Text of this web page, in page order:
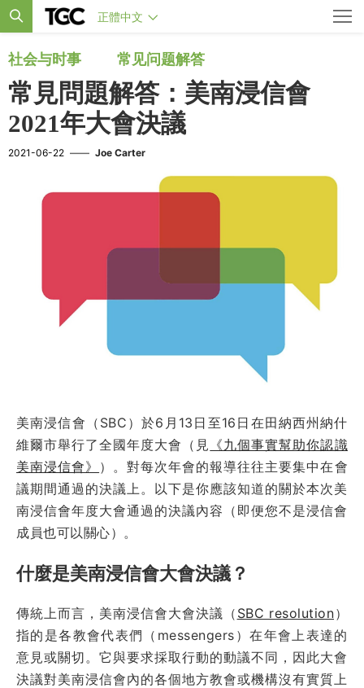
正體中文
社会与时事 常见问题解答
常見問題解答：美南浸信會
2021年大會決議
2021-06-22 —— Joe Carter
美南浸信會（SBC）於6月13日至16日在田納西州納什
維爾市舉行了全國年度大會（見 《九個事實幫助你認識
美南浸信會》 ）。對每次年會的報導往往主要集中在會
議期間通過的決議上。以下是你應該知道的關於本次美
南浸信會年度大會通過的決議內容（即便您不是浸信會
成員也可以關心）。
什麼是美南浸信會大會決議？
傳統上而言，美南浸信會大會決議（ SBC resolution）
指的是各教會代表們（messengers）在年會上表達的
意見或關切。它與要求採取行動的動議不同，因此大會
決議對美南浸信會內的各個地方教會或機構沒有實質上